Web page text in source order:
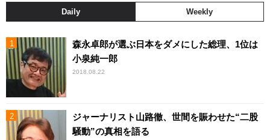
Daily Weekly
森永卓郎が選ぶ日本をダメにした総理、1位は
小泉純一郎
2018.08.22
ジャーナリスト山路徹、世間を賑わせた“二股
騒動”の真相を語る